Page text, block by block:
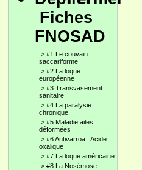
Fiches
FNOSAD
> #1 Le couvain
saccariforme
> #2 La loque
européenne
> #3 Transvasement
sanitaire
> #4 La paralysie
chronique
> #5 Maladie ailes
déformées
> #6 Antivarroa : Acide
oxalique
> #7 La loque américaine
> #8 La Nosémose